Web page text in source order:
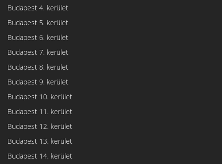
Budapest 4. kerület
Budapest 5. kerület
Budapest 6. kerület
Budapest 7. kerület
Budapest 8. kerület
Budapest 9. kerület
Budapest 10. kerület
Budapest 11. kerület
Budapest 12. kerület
Budapest 13. kerület
Budapest 14. kerület